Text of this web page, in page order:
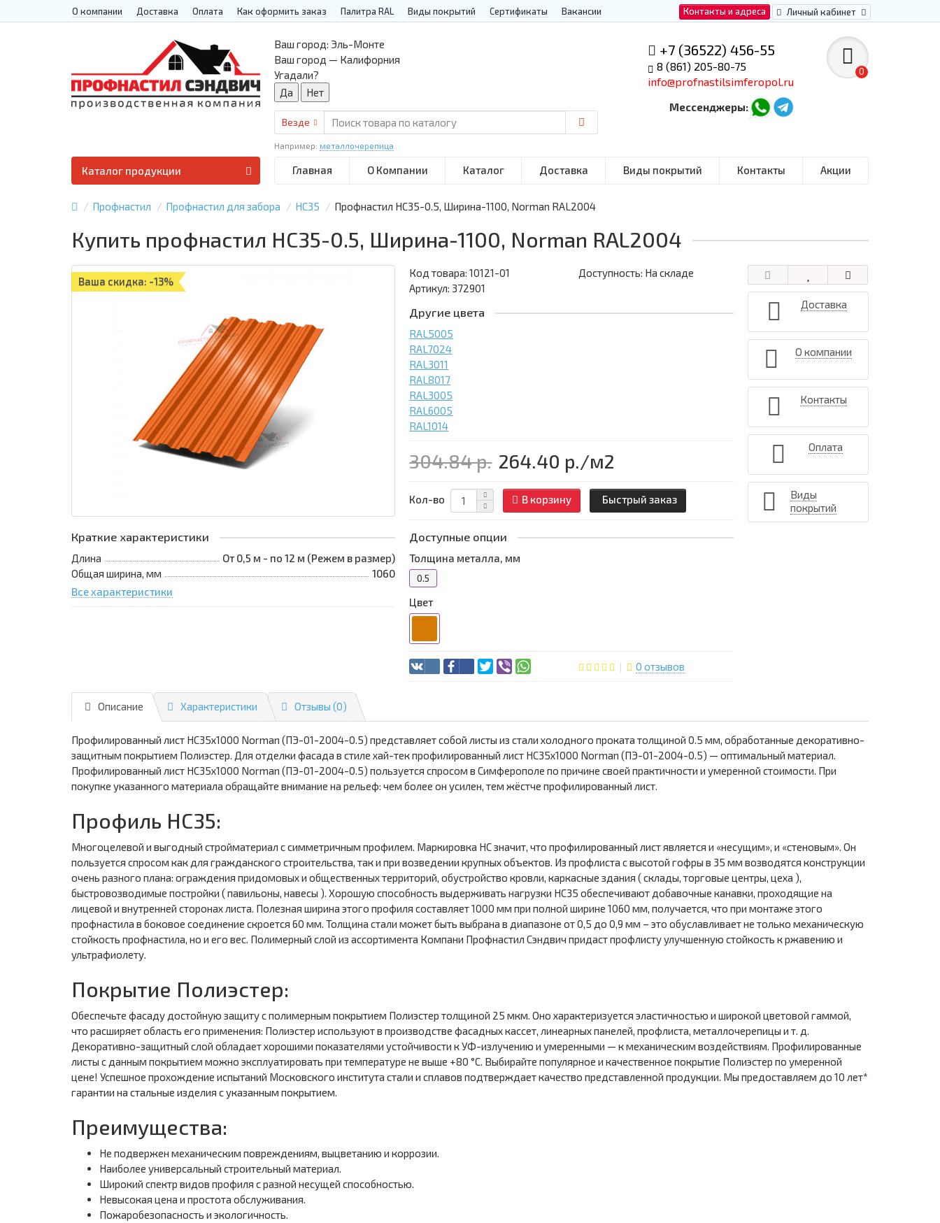
Контакты и адреса Личный кабинет
О компании Доставка Оплата Как оформить заказ Палитра RAL Виды покрытий Сертификаты Вакансии
+7 (36522) 456-55
8 (861) 205-80-75
info@profnastilsimferopol.ru
Мессенджеры:
0
Ваш город: Эль-Монте
Ваш город — Калифорния
Угадали?
Везде
Например: металлочерепица
Главная О Компании Каталог Доставка Виды покрытий Контакты Акции
Каталог продукции
Профнастил Профнастил для забора НС35 Профнастил НС35-0.5, Ширина-1100, Norman RAL2004
Купить профнастил НС35-0.5, Ширина-1100, Norman RAL2004
Ваша скидка: -13%
Краткие характеристики
Длина
От 0,5 м - по 12 м (Режем в размер)
Общая ширина, мм
1060
Все характеристики
Код товара:10121-01
Доступность: На складе
Артикул: 372901
Другие цвета
RAL5005
RAL7024
RAL3011
RAL8017
RAL3005
RAL6005
RAL1014
304.84 р. 264.40 р./м2
Кол-во В корзину Быстрый заказ
Доступные опции
Толщина металла, мм
0.5
Цвет
0 отзывов
Доставка
О компании
Контакты
Оплата
Виды
покрытий
Описание Характеристики Отзывы (0)
Профилированный лист НС35х1000 Norman (ПЭ-01-2004-0.5) представляет собой листы из стали холодного проката толщиной 0.5 мм, обработанные декоративно-
защитным покрытием Полиэстер. Для отделки фасада в стиле хай-тек профилированный лист НС35х1000 Norman (ПЭ-01-2004-0.5) — оптимальный материал.
Профилированный лист НС35х1000 Norman (ПЭ-01-2004-0.5) пользуется спросом в Симферополе по причине своей практичности и умеренной стоимости. При
покупке указанного материала обращайте внимание на рельеф: чем более он усилен, тем жёстче профилированный лист.
Профиль НС35:
Многоцелевой и выгодный стройматериал с симметричным профилем. Маркировка НС значит, что профилированный лист является и «несущим», и «стеновым». Он
пользуется спросом как для гражданского строительства, так и при возведении крупных объектов. Из профлиста с высотой гофры в 35 мм возводятся конструкции
очень разного плана: ограждения придомовых и общественных территорий, обустройство кровли, каркасные здания ( склады, торговые центры, цеха ),
быстровозводимые постройки ( павильоны, навесы ). Хорошую способность выдерживать нагрузки НС35 обеспечивают добавочные канавки, проходящие на
лицевой и внутренней сторонах листа. Полезная ширина этого профиля составляет 1000 мм при полной ширине 1060 мм, получается, что при монтаже этого
профнастила в боковое соединение скроется 60 мм. Толщина стали может быть выбрана в диапазоне от 0,5 до 0,9 мм – это обуславливает не только механическую
стойкость профнастила, но и его вес. Полимерный слой из ассортимента Компани Профнастил Сэндвич придаст профлисту улучшенную стойкость к ржавению и
ультрафиолету.
Покрытие Полиэстер:
Обеспечьте фасаду достойную защиту с полимерным покрытием Полиэстер толщиной 25 мкм. Оно характеризуется эластичностью и широкой цветовой гаммой,
что расширяет область его применения: Полиэстер используют в производстве фасадных кассет, линеарных панелей, профлиста, металлочерепицы и т. д.
Декоративно-защитный слой обладает хорошими показателями устойчивости к УФ-излучению и умеренными — к механическим воздействиям. Профилированные
листы с данным покрытием можно эксплуатировать при температуре не выше +80 °С. Выбирайте популярное и качественное покрытие Полиэстер по умеренной
цене! Успешное прохождение испытаний Московского института стали и сплавов подтверждает качество представленной продукции. Мы предоставляем до 10 лет*
гарантии на стальные изделия с указанным покрытием.
Преимущества:
Не подвержен механическим повреждениям, выцветанию и коррозии.
Наиболее универсальный строительный материал.
Широкий спектр видов профиля с разной несущей способностью.
Невысокая цена и простота обслуживания.
Пожаробезопасность и экологичность.